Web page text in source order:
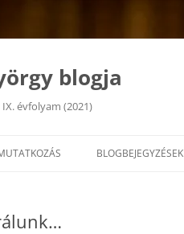
blogja
évfolyam (2021)
BLOGBEJEGYZÉSEK